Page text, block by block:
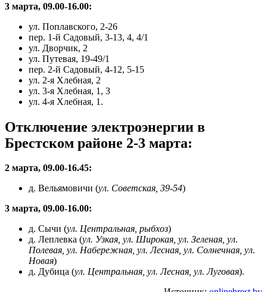
3 марта, 09.00-16.00:
ул. Поплавского, 2-26
пер. 1-й Садовый, 3-13, 4, 4/1
ул. Дворчик, 2
ул. Путевая, 19-49/1
пер. 2-й Садовый, 4-12, 5-15
ул. 2-я Хлебная, 2
ул. 3-я Хлебная, 1, 3
ул. 4-я Хлебная, 1.
Отключение электроэнергии в
Брестском районе 2-3 марта:
2 марта, 09.00-16.45:
д. Вельямовичи (ул. Советская, 39-54)
3 марта, 09.00-16.00:
д. Сычи (ул. Центральная, рыбхоз)
д. Леплевка (ул. Узкая, ул. Широкая, ул. Зеленая, ул.
Полевая, ул. Набережная, ул. Лесная, ул. Солнечная, ул.
Новая)
д. Дубица (ул. Центральная, ул. Лесная, ул. Луговая).